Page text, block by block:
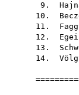
9.
10.
11.
12.
13.
14.